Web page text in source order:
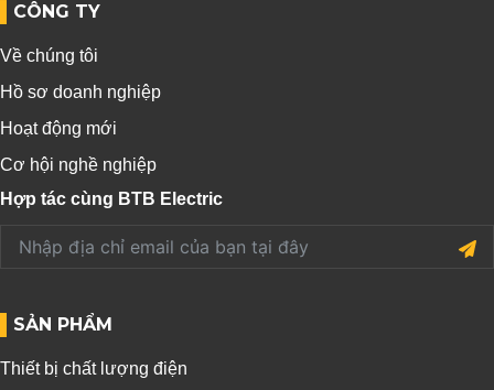
CÔNG TY
Về chúng tôi
Hồ sơ doanh nghiệp
Hoạt động mới
Cơ hội nghề nghiệp
Hợp tác cùng BTB Electric
SẢN PHẨM
Thiết bị chất lượng điện